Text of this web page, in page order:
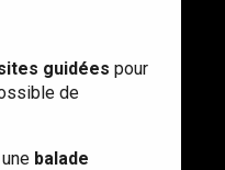
guidées pour
de
une balade